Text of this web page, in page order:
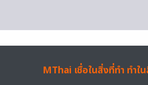
MThai เชื่อในสิ่งที่ทำ ทำใ